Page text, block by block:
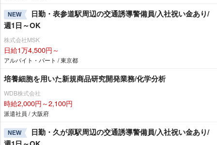
NEW
日勤・表参道駅周辺の交通誘導警備員/入社祝い金あり/
週1日～OK
株式会社MSK
日給1万4,500円～
アルバイト・パート / 東京都
培養細胞を用いた新規商品研究開発業務/化学分析
WDB株式会社
時給2,000円～2,100円
派遣社員 / 大阪府
NEW
日勤・久が原駅周辺の交通誘導警備員/入社祝い金あり/